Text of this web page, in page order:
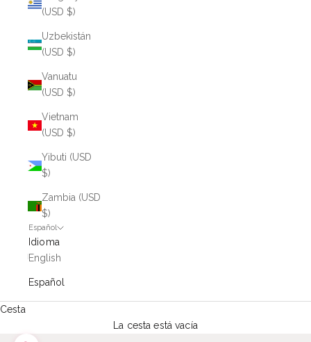
(USD $)
Uzbekistán
(USD $)
Vanuatu
(USD $)
Vietnam
(USD $)
Yibuti (USD
$)
Zambia (USD
$)
Español
Idioma
English
Español
Cesta
La cesta está vacía